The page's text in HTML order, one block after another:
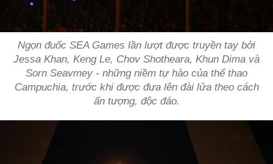
Ngọn đuốc SEA Games lần lượt được truyền tay bởi
Jessa Khan, Keng Le, Chov Shotheara, Khun Dima và
Sorn Seavmey - những niềm tự hào của thể thao
Campuchia, trước khi được đưa lên đài lửa theo cách
ấn tượng, độc đáo.